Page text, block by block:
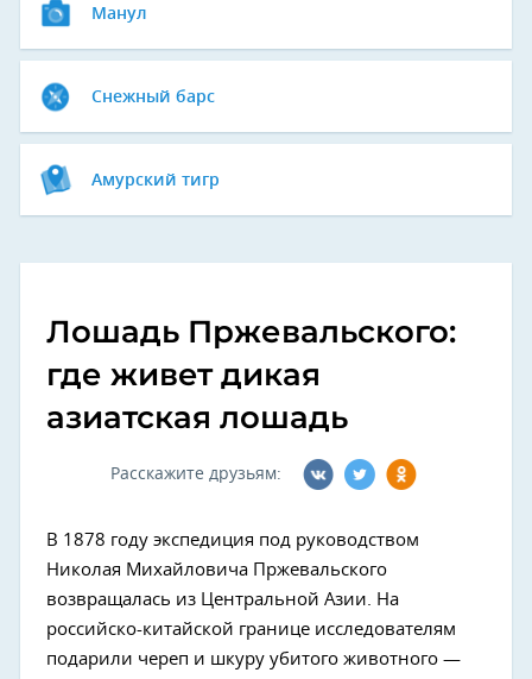
Манул
Снежный барс
Амурский тигр
Лошадь Пржевальского:
где живет дикая
азиатская лошадь
Расскажите друзьям:
В 1878 году экспедиция под руководством
Николая Михайловича Пржевальского
возвращалась из Центральной Азии. На
российско-китайской границе исследователям
подарили череп и шкуру убитого животного —